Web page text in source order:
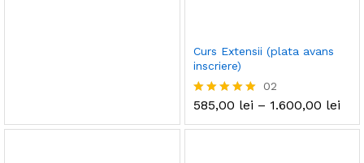
Curs Extensii (plata avans
inscriere)
Evaluat la
din 5
02
585,00 lei – 1.600,00 lei